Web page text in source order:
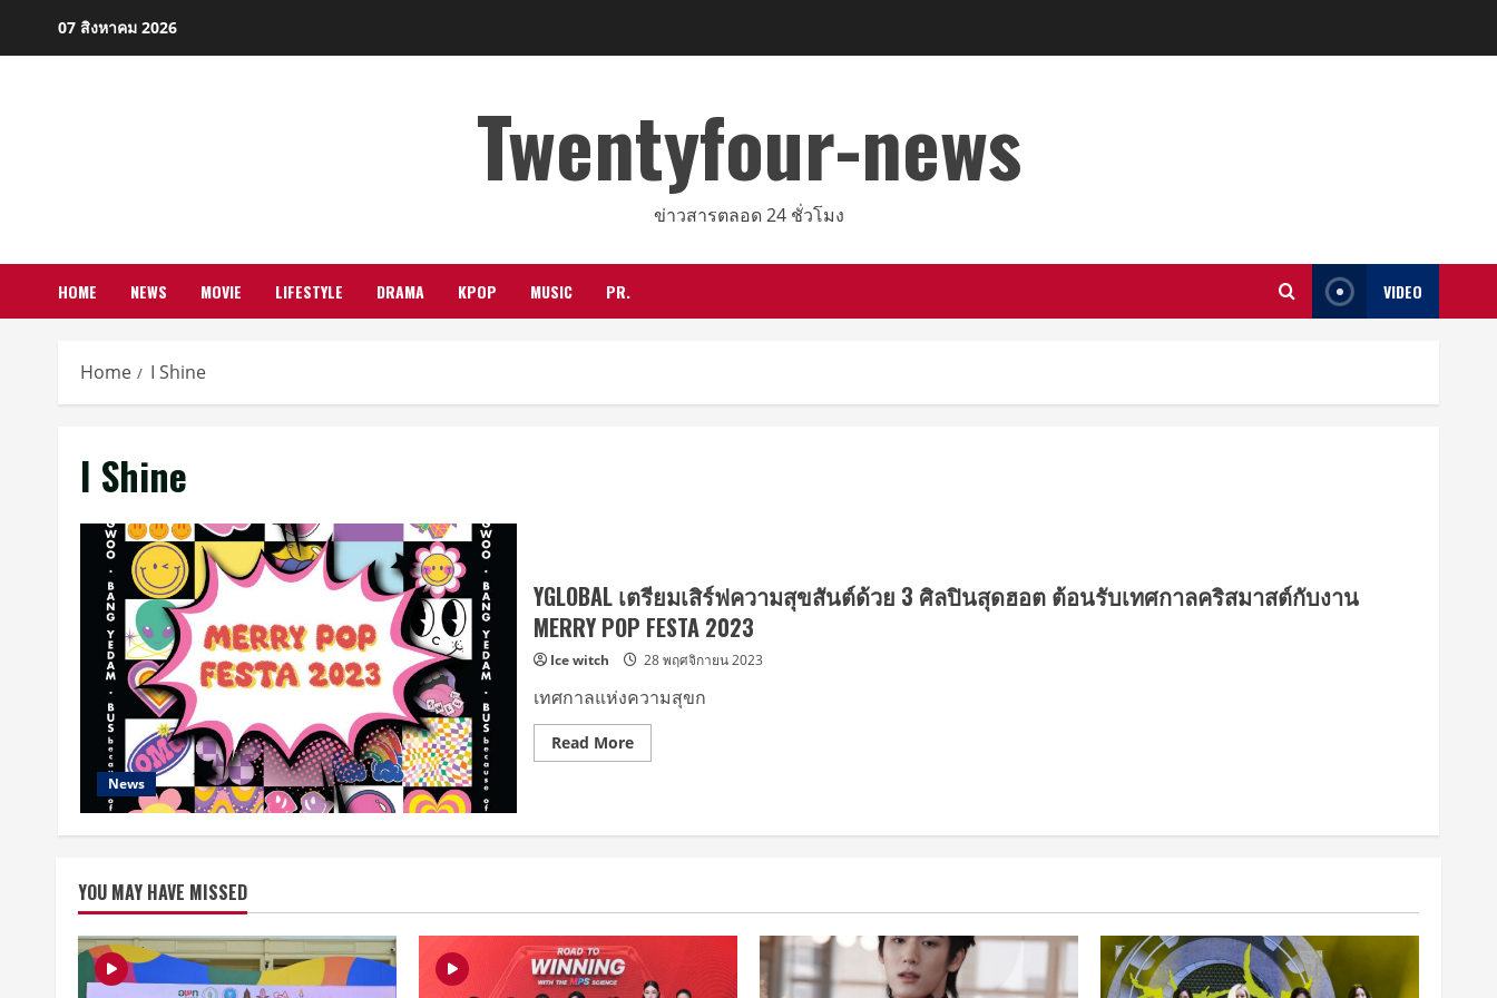
07 สิงหาคม 2026
Twentyfour-news
ข่าวสารตลอด 24 ชั่วโมง
HOME NEWS MOVIE LIFESTYLE DRAMA KPOP MUSIC PR. VIDEO
Home I Shine
I Shine
News
YGLOBAL เตรียมเสิร์ฟความสุขสันต์ด้วย 3 ศิลปินสุดฮอต ต้อนรับเทศกาลคริสมาสต์กับงาน
MERRY POP FESTA 2023
Ice witch 28 พฤศจิกายน 2023
เทศกาลแห่งความสุขก
Read MoreRead
more
ความ
สุด
ต้อนรับ
เท
ศกาลค
ริ
YOU MAY HAVE MISSED